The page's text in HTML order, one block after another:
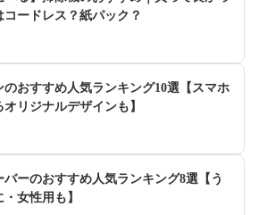
コードレス？紙パック？
のおすすめ人気ランキング10選【スマホ
リジナルデザインも】
バーのおすすめ人気ランキング8選【う
女性用も】